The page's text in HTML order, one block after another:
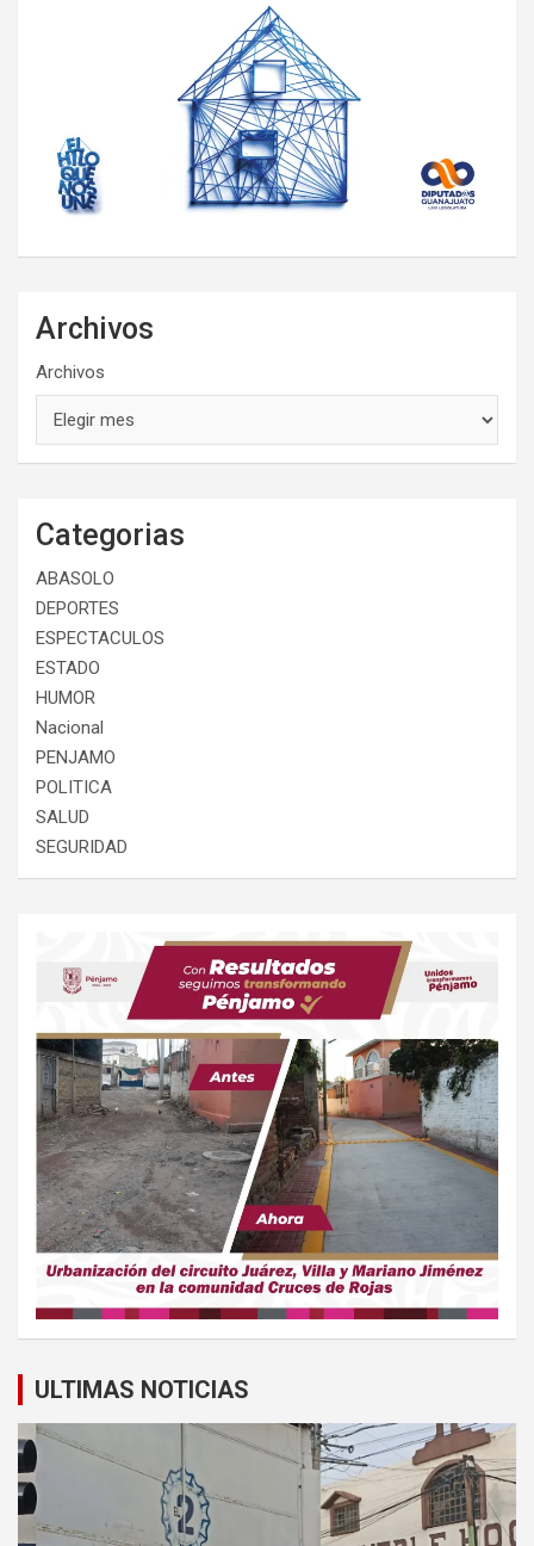
Archivos
Archivos
Categorias
ABASOLO
DEPORTES
ESPECTACULOS
ESTADO
HUMOR
Nacional
PENJAMO
POLITICA
SALUD
SEGURIDAD
ULTIMAS NOTICIAS